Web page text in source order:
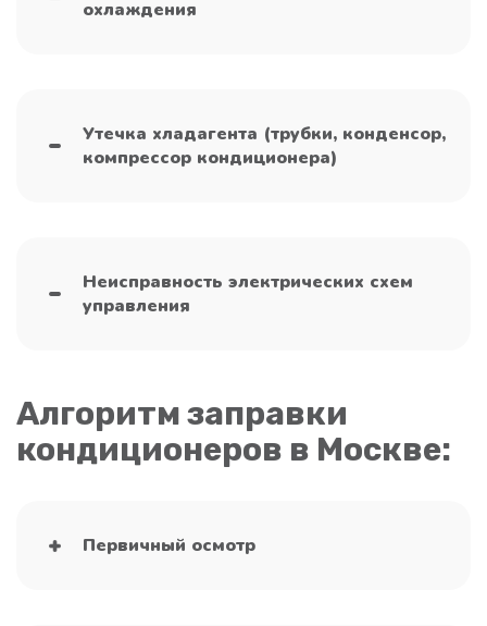
охлаждения
Утечка хладагента (трубки, конденсор,
компрессор кондиционера)
Неисправность электрических схем
управления
Алгоритм заправки
кондиционеров в Москве:
Первичный осмотр